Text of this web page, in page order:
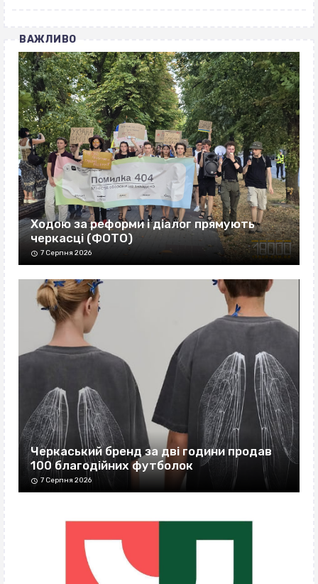
ВАЖЛИВО
Ходою за реформи і діалог прямують
черкасці (ФОТО)
7 Серпня 2026
Черкаський бренд за дві години продав
100 благодійних футболок
7 Серпня 2026